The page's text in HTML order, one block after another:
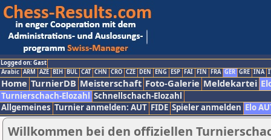
Logged on: Gast
Arabic ARM AZE BIH BUL CAT CHN CRO CZE DEN ENG ESP FAI FIN FRA GER GRE INA
Home TurnierDB Meisterschaft Foto-Galerie Meldekartei
Turnierschach-Elozahl Schnellschach-Elozahl
Allgemeines Turnier anmelden: AUT FIDE Spieler anmelden Elo
Willkommen bei den offiziellen